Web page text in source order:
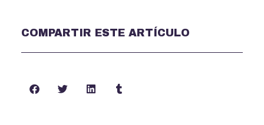
COMPARTIR ESTE ARTÍCULO